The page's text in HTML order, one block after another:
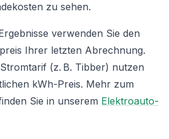
zu sehen.
verwenden Sie den
Ihrer letzten Abrechnung.
(z. B. Tibber) nutzen
kWh-Preis. Mehr zum
Sie in unserem Elektroauto-